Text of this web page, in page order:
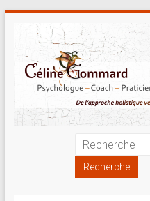
content
Psychologue